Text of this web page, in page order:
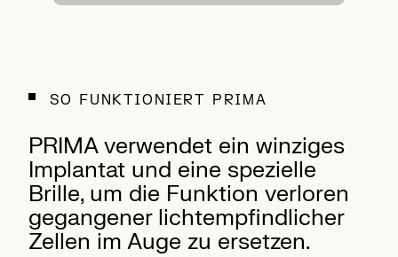
SO FUNKTIONIERT PRIMA
PRIMA verwendet ein winziges
Implantat und eine spezielle
Brille, um die Funktion verloren
gegangener lichtempfindlicher
Zellen im Auge zu ersetzen.